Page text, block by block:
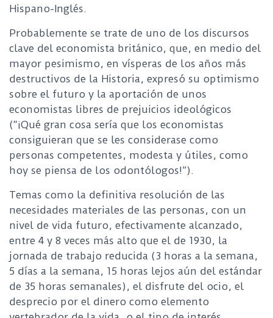
Hispano-Inglés.
Probablemente se trate de uno de los discursos
clave del economista británico, que, en medio del
mayor pesimismo, en vísperas de los años más
destructivos de la Historia, expresó su optimismo
sobre el futuro y la aportación de unos
economistas libres de prejuicios ideológicos
(“¡Qué gran cosa sería que los economistas
consiguieran que se les considerase como
personas competentes, modesta y útiles, como
hoy se piensa de los odontólogos!”).
Temas como la definitiva resolución de las
necesidades materiales de las personas, con un
nivel de vida futuro, efectivamente alcanzado,
entre 4 y 8 veces más alto que el de 1930, la
jornada de trabajo reducida (3 horas a la semana,
5 días a la semana, 15 horas lejos aún del estándar
de 35 horas semanales), el disfrute del ocio, el
desprecio por el dinero como elemento